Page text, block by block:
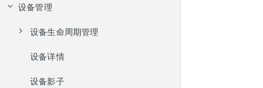
设备和应用接入
部分应用案例
名词解释
使用限制
创建单个设备
批量创建设备
消息通信Topic
产品Topic类
设备Topic类
物模型
数据解析
在线调试
规则引擎
规则引擎推送实例
物模型
添加协议参数
添加协议命令
数据解析
远程配置
设备管理
设备生命周期管理
创建单个设备
批量创建设备
设备详情
设备影子